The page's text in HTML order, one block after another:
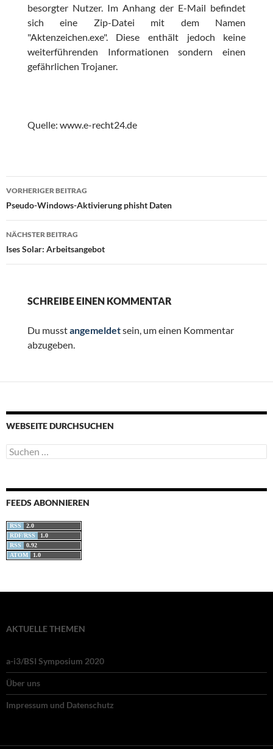
besorgter Nutzer. Im Anhang der E-Mail befindet
sich eine Zip-Datei mit dem Namen
"Aktenzeichen.exe". Diese enthält jedoch keine
weiterführenden Informationen sondern einen
gefährlichen Trojaner.
Quelle: www.e-recht24.de
Beitragsnavigation
VORHERIGER BEITRAG
Pseudo-Windows-Aktivierung phisht Daten
NÄCHSTER BEITRAG
Ises Solar: Arbeitsangebot
SCHREIBE EINEN KOMMENTAR
Du musstangemeldetsein, um einen Kommentar
abzugeben.
WEBSEITE DURCHSUCHEN
Suchen
nach:
FEEDS ABONNIEREN
RSS
2.0
RDF/RSS
1.0
RSS
0.92
ATOM
1.0
AKTUELLE THEMEN
a-i3/BSI Symposium 2020
Über uns
Impressum und Datenschutz